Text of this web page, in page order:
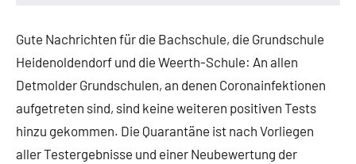
Gute Nachrichten für die Bachschule, die Grundschule
Heidenoldendorf und die Weerth-Schule: An allen
Detmolder Grundschulen, an denen Coronainfektionen
aufgetreten sind, sind keine weiteren positiven Tests
hinzu gekommen. Die Quarantäne ist nach Vorliegen
aller Testergebnisse und einer Neubewertung der